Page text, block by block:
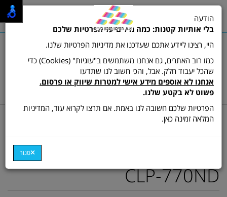
שרות לקוחות ותמיכה:03-9511473
hamikun4u@gmail.com
תפריט
דף בית מתכלים (טונרים ודיו) טונר צבע תואם
טונר תואם מגנטה (אדום)
CLT-M609S לדגם סמסונג
CLP-770ND
הודעה
בלי אותיות קטנות: כמה מילים על הפרטיות שלכם
היי, רצינו ליידע אתכם שעדכנו את מדיניות הפרטיות שלנו.
כמו רוב האתרים, גם אנחנו משתמשים ב"עוגיות" (Cookies) כדי
שהכל יעבוד חלק. אבל, והכי חשוב לנו שתדעו
אנחנו לא אוספים מידע אישי למטרות שיווק או פרסום.
פשוט לא בקטע שלנו.
הפרטיות שלכם חשובה לנו באמת. אם תרצו לקרוא עוד, המדיניות
המלאה זמינה כאן.
סגור